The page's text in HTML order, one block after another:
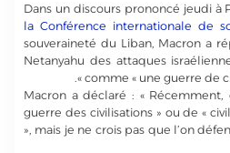
Dans un discours prononcé jeudi à
la Conférence internationale de
souveraineté du Liban, Macron a
Netanyahu des attaques
comme « une guerre de
Macron a déclaré : «
guerre des civilisations » ou de «
», mais je ne crois pas que l’on